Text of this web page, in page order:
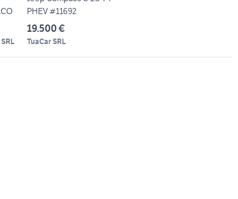
PHEV #11692
19.500 €
TuaCar SRL